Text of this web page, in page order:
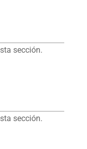
sección.
sección.